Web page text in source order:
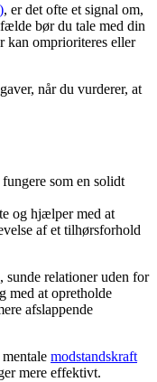
, er det ofte et signal om,
bør du tale med din
kan omprioriteres eller
når du vurderer, at
som en solidt
og hjælper med at
af et tilhørsforhold
sunde relationer uden for
med at opretholde
afslappende
modstandskraft
mere effektivt.